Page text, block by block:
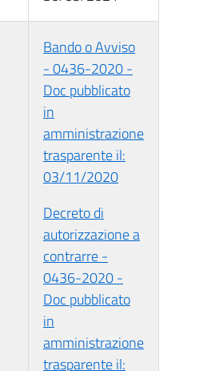
Bando o Avviso
- 0436-2020 -
Doc pubblicato
in
amministrazione
trasparente il:
03/11/2020
Decreto di
autorizzazione a
contrarre -
0436-2020 -
Doc pubblicato
in
amministrazione
trasparente il: